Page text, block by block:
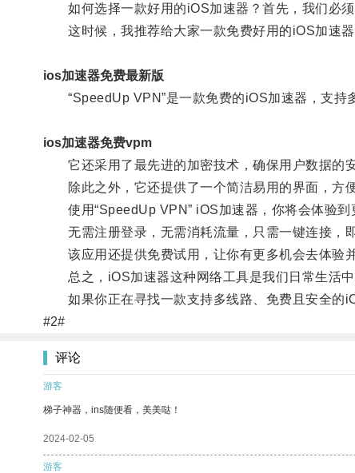
如何选择一款好用的iOS加速器？首先，我们必须
这时候，我推荐给大家一款免费好用的iOS加速器
ios加速器免费最新版
“SpeedUp VPN”是一款免费的iOS加速器，支持
ios加速器免费vpm
它还采用了最先进的加密技术，确保用户数据的安
除此之外，它还提供了一个简洁易用的界面，方便
使用“SpeedUp VPN” iOS加速器，你将会体验到
无需注册登录，无需消耗流量，只需一键连接，即
该应用还提供免费试用，让你有更多机会去体验并
总之，iOS加速器这种网络工具是我们日常生活中
如果你正在寻找一款支持多线路、免费且安全的
#2#
评论
游客
梯子神器，ins随便看，美美哒！
2024-02-05
游客